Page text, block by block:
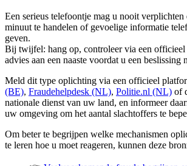
Een serieus telefoontje mag u nooit verplichten
minuut te handelen of gevoelige informatie
geven.
Bij twijfel: hang op, controleer via een officieel
advies aan een naaste voordat u een beslissing
Meld dit type oplichting via een officieel
(BE), Fraudehelpdesk (NL), Politie.nl (NL) of
nationale dienst van uw land, en informeer
uw omgeving om het aantal slachtoffers te
Om beter te begrijpen welke mechanismen
te leren hoe u moet reageren, kunnen deze